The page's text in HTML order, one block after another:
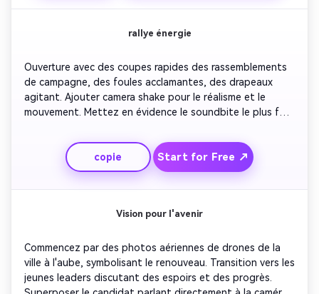
différence que fait le Leadership». Maintenir des
rallye énergie
Ouverture avec des coupes rapides des rassemblements
de campagne, des foules acclamantes, des drapeaux
agitant. Ajouter camera shake pour le réalisme et le
mouvement. Mettez en évidence le soundbite le plus fort
de batterie. Intercoupez les réactions des supporters
pour renforcer l'enthousiasme. Finissez avec des effets
de mouvement confetti et le logo de la campagne finale.
copie Start for Free ↗
Vision pour l'avenir
Commencez par des photos aériennes de drones de la
ville à l'aube, symbolisant le renouveau. Transition vers les
jeunes leaders discutant des espoirs et des progrès.